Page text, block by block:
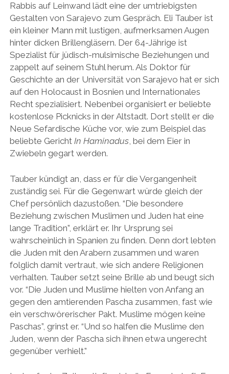
Rabbis auf Leinwand lädt eine der umtriebigsten
Gestalten von Sarajevo zum Gespräch. Eli Tauber ist
ein kleiner Mann mit lustigen, aufmerksamen Augen
hinter dicken Brillengläsern. Der 64-Jährige ist
Spezialist für jüdisch-mulsimische Beziehungen und
zappelt auf seinem Stuhl herum. Als Doktor für
Geschichte an der Universität von Sarajevo hat er sich
auf den Holocaust in Bosnien und Internationales
Recht spezialisiert. Nebenbei organisiert er beliebte
kostenlose Picknicks in der Altstadt. Dort stellt er die
Neue Sefardische Küche vor, wie zum Beispiel das
beliebte Gericht In Haminadus, bei dem Eier in
Zwiebeln gegart werden.
Tauber kündigt an, dass er für die Vergangenheit
zuständig sei. Für die Gegenwart würde gleich der
Chef persönlich dazustoßen. “Die besondere
Beziehung zwischen Muslimen und Juden hat eine
lange Tradition”, erklärt er. Ihr Ursprung sei
wahrscheinlich in Spanien zu finden. Denn dort lebten
die Juden mit den Arabern zusammen und waren
folglich damit vertraut, wie sich andere Religionen
verhalten. Tauber setzt seine Brille ab und beugt sich
vor. “Die Juden und Muslime hielten von Anfang an
gegen den amtierenden Pascha zusammen, fast wie
ein verschwörerischer Pakt. Muslime mögen keine
Paschas”, grinst er. “Und so halfen die Muslime den
Juden, wenn der Pascha sich ihnen etwa ungerecht
gegenüber verhielt.”